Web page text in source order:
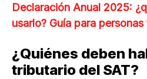
Declaración Anual 2025:
usarlo? Guía para
¿Quiénes deben
tributario del SAT?